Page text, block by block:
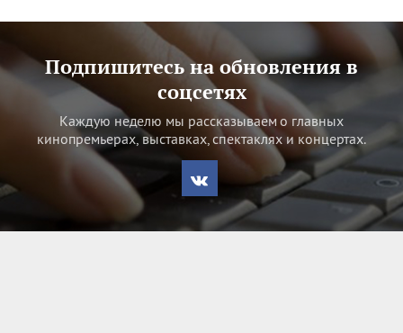
Подпишитесь на обновления в
соцсетях
Каждую неделю мы рассказываем о главных
кинопремьерах, выставках, спектаклях и концертах.